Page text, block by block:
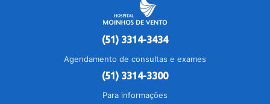
(51) 3314-3434
Agendamento de consultas e exames
(51) 3314-3300
Para informações